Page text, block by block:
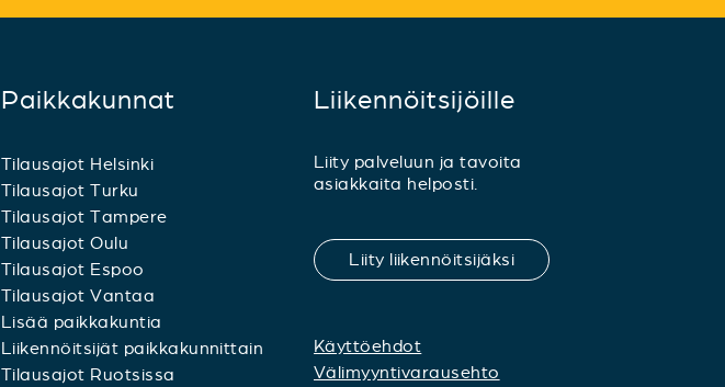
Paikkakunnat
Tilausajot Helsinki
Tilausajot Turku
Tilausajot Tampere
Tilausajot Oulu
Tilausajot Espoo
Tilausajot Vantaa
Lisää paikkakuntia
Liikennöitsijät paikkakunnittain
Tilausajot Ruotsissa
Liikennöitsijöille
Liity palveluun ja tavoita
asiakkaita helposti.
Liity liikennöitsijäksi
Käyttöehdot
Välimyyntivarausehto